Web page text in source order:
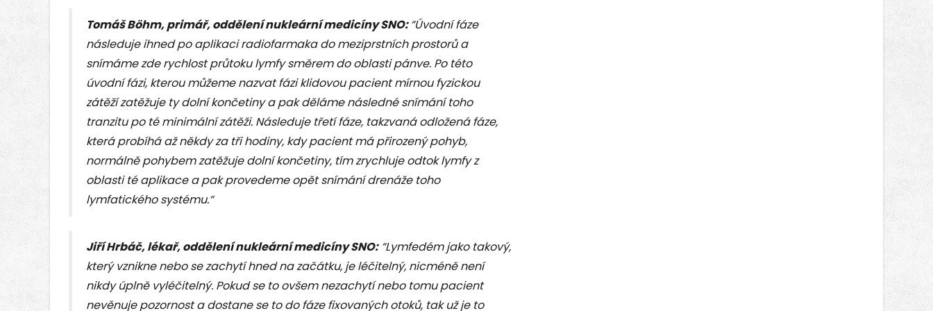
Tomáš Böhm, primář, oddělení nukleární medicíny SNO:“Úvodní fáze
následuje ihned po aplikaci radiofarmaka do meziprstních prostorů a
snímáme zde rychlost průtoku lymfy směrem do oblasti pánve. Po této
úvodní fázi, kterou můžeme nazvat fázi klidovou pacient mírnou fyzickou
zátěží zatěžuje ty dolní končetiny a pak děláme následné snímání toho
tranzitu po té minimální zátěži. Následuje třetí fáze, takzvaná odložená fáze,
která probíhá až někdy za tři hodiny, kdy pacient má přirozený pohyb,
normálně pohybem zatěžuje dolní končetiny, tím zrychluje odtok lymfy z
oblasti té aplikace a pak provedeme opět snímání drenáže toho
lymfatického systému.“
Jiří Hrbáč, lékař, oddělení nukleární medicíny SNO:“Lymfedém jako takový,
který vznikne nebo se zachytí hned na začátku, je léčitelný, nicméně není
nikdy úplně vyléčitelný. Pokud se to ovšem nezachytí nebo tomu pacient
nevěnuje pozornost a dostane se to do fáze fixovaných otoků, tak už je to